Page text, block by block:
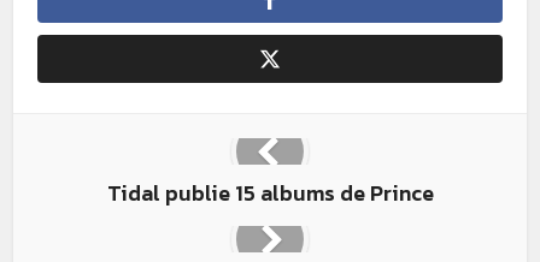
Tidal publie 15 albums de Prince